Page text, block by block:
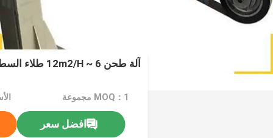
آلة طحن 6 ~ 12m2/H طلاء السطح المسطح
MOQ：1 مجموعة
افضل سعر